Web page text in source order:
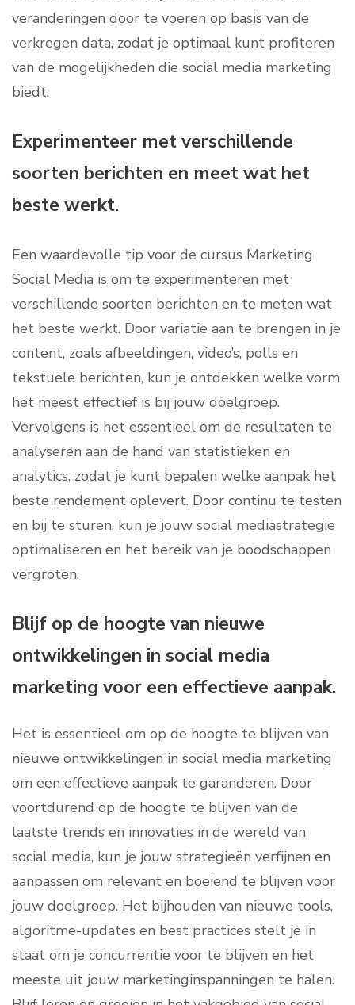
veranderingen door te voeren op basis van de
verkregen data, zodat je optimaal kunt profiteren
van de mogelijkheden die social media marketing
biedt.
Experimenteer met verschillende
soorten berichten en meet wat het
beste werkt.
Een waardevolle tip voor de cursus Marketing
Social Media is om te experimenteren met
verschillende soorten berichten en te meten wat
het beste werkt. Door variatie aan te brengen in je
content, zoals afbeeldingen, video’s, polls en
tekstuele berichten, kun je ontdekken welke vorm
het meest effectief is bij jouw doelgroep.
Vervolgens is het essentieel om de resultaten te
analyseren aan de hand van statistieken en
analytics, zodat je kunt bepalen welke aanpak het
beste rendement oplevert. Door continu te testen
en bij te sturen, kun je jouw social mediastrategie
optimaliseren en het bereik van je boodschappen
vergroten.
Blijf op de hoogte van nieuwe
ontwikkelingen in social media
marketing voor een effectieve aanpak.
Het is essentieel om op de hoogte te blijven van
nieuwe ontwikkelingen in social media marketing
om een effectieve aanpak te garanderen. Door
voortdurend op de hoogte te blijven van de
laatste trends en innovaties in de wereld van
social media, kun je jouw strategieën verfijnen en
aanpassen om relevant en boeiend te blijven voor
jouw doelgroep. Het bijhouden van nieuwe tools,
algoritme-updates en best practices stelt je in
staat om je concurrentie voor te blijven en het
meeste uit jouw marketinginspanningen te halen.